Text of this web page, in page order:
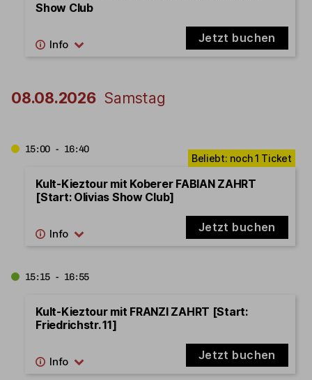
Show Club
Jetzt buchen
08.08.2026 Samstag
15:00 - 16:40
Kult-Kieztour mit Koberer FABIAN ZAHRT
[Start: Olivias Show Club]
Jetzt buchen
15:15 - 16:55
Kult-Kieztour mit FRANZI ZAHRT [Start:
Friedrichstr. 11]
Jetzt buchen